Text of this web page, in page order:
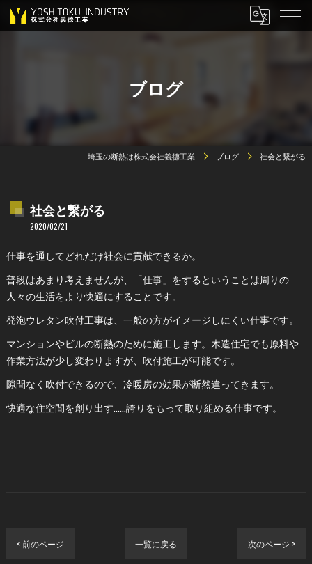
ブログ
埼玉の断熱は株式会社義德工業 ブログ 社会と繋がる
社会と繋がる
2020/02/21
仕事を通してどれだけ社会に貢献できるか。
普段はあまり考えませんが、「仕事」をするということは周りの
人々の生活をより快適にすることです。
発泡ウレタン吹付工事は、一般の方がイメージしにくい仕事です。
マンションやビルの断熱のために施工します。木造住宅でも原料や
作業方法が少し変わりますが、吹付施工が可能です。
隙間なく吹付できるので、冷暖房の効果が断然違ってきます。
快適な住空間を創り出す……誇りをもって取り組める仕事です。
< 前のページ 一覧に戻る 次のページ >